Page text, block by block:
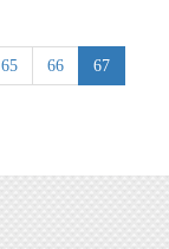
65 66 67